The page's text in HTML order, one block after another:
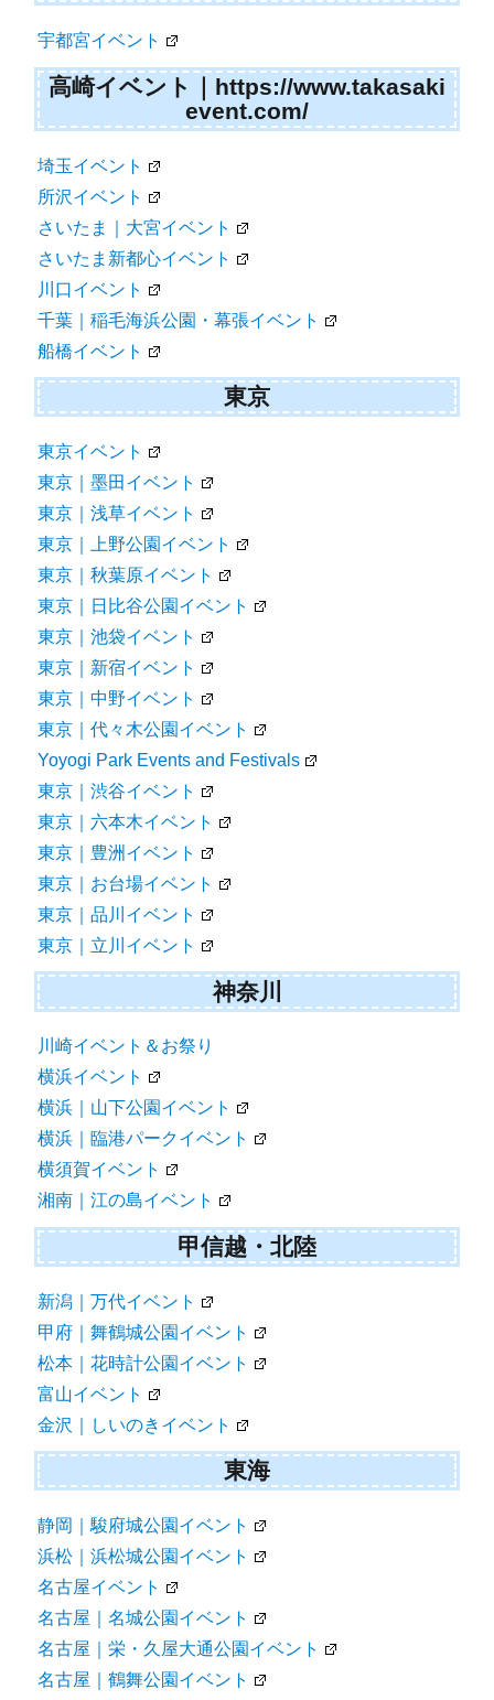
宇都宮イベント
高崎イベント｜https://www.takasaki
event.com/
埼玉イベント
所沢イベント
さいたま｜大宮イベント
さいたま新都心イベント
川口イベント
千葉｜稲毛海浜公園・幕張イベント
船橋イベント
東京
東京イベント
東京｜墨田イベント
東京｜浅草イベント
東京｜上野公園イベント
東京｜秋葉原イベント
東京｜日比谷公園イベント
東京｜池袋イベント
東京｜新宿イベント
東京｜中野イベント
東京｜代々木公園イベント
Yoyogi Park Events and Festivals
東京｜渋谷イベント
東京｜六本木イベント
東京｜豊洲イベント
東京｜お台場イベント
東京｜品川イベント
東京｜立川イベント
神奈川
川崎イベント＆お祭り
横浜イベント
横浜｜山下公園イベント
横浜｜臨港パークイベント
横須賀イベント
湘南｜江の島イベント
甲信越・北陸
新潟｜万代イベント
甲府｜舞鶴城公園イベント
松本｜花時計公園イベント
富山イベント
金沢｜しいのきイベント
東海
静岡｜駿府城公園イベント
浜松｜浜松城公園イベント
名古屋イベント
名古屋｜名城公園イベント
名古屋｜栄・久屋大通公園イベント
名古屋｜鶴舞公園イベント